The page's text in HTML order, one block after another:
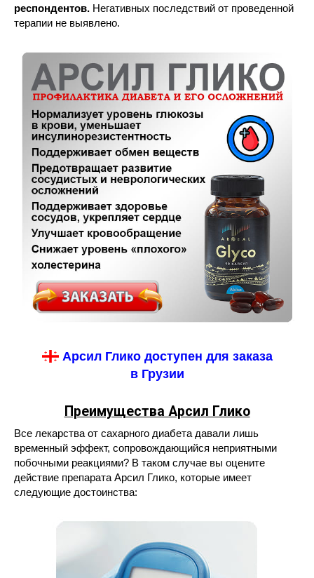
респондентов. Негативных последствий от проведенной
терапии не выявлено.
Арсил Глико доступен для заказа
в Грузии
Преимущества Арсил Глико
Все лекарства от сахарного диабета давали лишь
временный эффект, сопровождающийся неприятными
побочными реакциями? В таком случае вы оцените
действие препарата Арсил Глико, которые имеет
следующие достоинства: